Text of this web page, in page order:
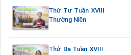
Thứ Tư Tuần XVIII
Thường Niên
Thứ Ba Tuần XVIII